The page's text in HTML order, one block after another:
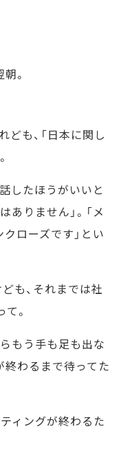
。
も、「日本に関し
したほうがいいと
ありません」。「メ
ローズです」とい
も、それまでは社
。
もう手も足も出な
終わるまで待ってた
ィングが終わるた